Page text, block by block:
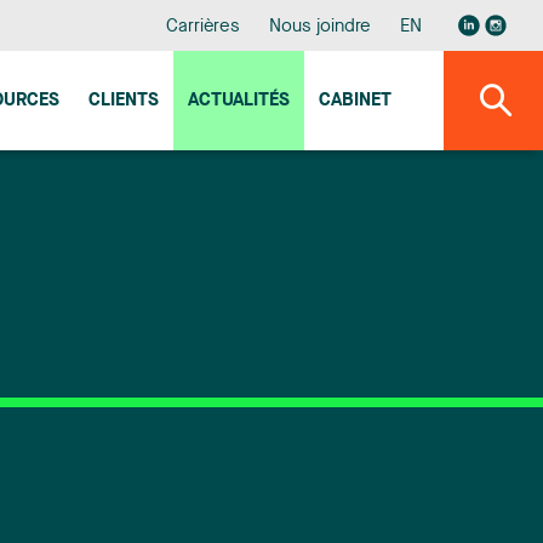
Carrières Nous joindre EN
CLIENTS ACTUALITÉS CABINET